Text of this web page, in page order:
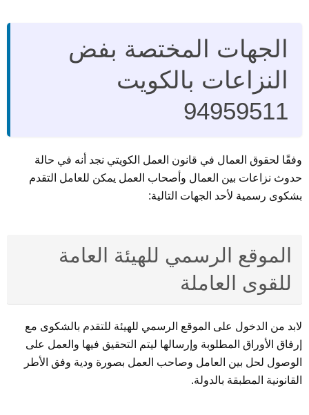
الجهات المختصة بفض
النزاعات بالكويت
94959511
وفقًا لحقوق العمال في قانون العمل الكويتي نجد أنه في حالة
حدوث نزاعات بين العمال وأصحاب العمل يمكن للعامل التقدم
بشكوى رسمية لأحد الجهات التالية:
الموقع الرسمي للهيئة العامة
للقوى العاملة
لابد من الدخول على الموقع الرسمي للهيئة للتقدم بالشكوى مع
إرفاق الأوراق المطلوبة وإرسالها ليتم التحقيق فيها والعمل على
الوصول لحل بين العامل وصاحب العمل بصورة ودية وفق الأطر
القانونية المطبقة بالدولة.